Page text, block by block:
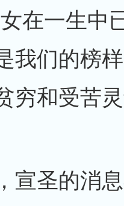
在一生中
我们的榜
穷和受苦
圣的消息